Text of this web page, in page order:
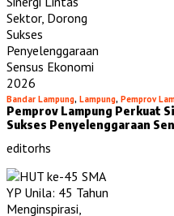
Bandar Lampung, Lampung, Pemprov
Pemprov Lampung Perkuat
Sukses Penyelenggaraan
editorhs